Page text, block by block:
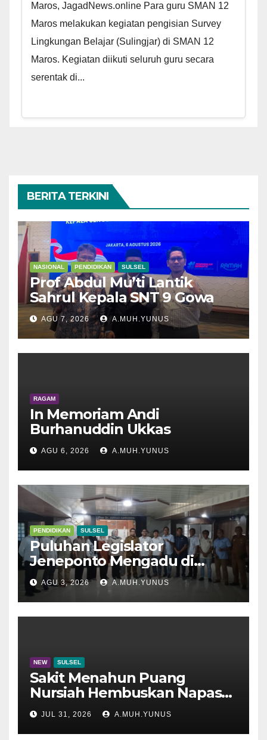
Maros, JagadNews.online Para guru SMAN 12
Maros melakukan kegiatan pengisian Survey
Lingkungan Belajar (Sulingjar) di SMAN 12
Maros. Kegiatan diikuti seluruh guru secara
serentak di...
BERITA TERKINI
NASIONAL PENDIDIKAN SULSEL
Prof Abdul Mu’ti Lantik
Sahrul Kepala SNT 9 Gowa
AGU 7, 2026 A.MUH.YUNUS
RAGAM
In Memoriam Andi
Burhanuddin Ukkas
AGU 6, 2026 A.MUH.YUNUS
PENDIDIKAN SULSEL
Puluhan Legislator
Jeneponto Mengadu di
Disdik Sulsel
AGU 3, 2026 A.MUH.YUNUS
NEW SULSEL
Sakit Menahun Puang
Nursiah Hembuskan Napas
Terakhir
JUL 31, 2026 A.MUH.YUNUS